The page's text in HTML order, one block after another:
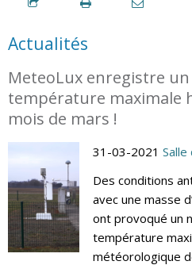
Actualités
MeteoLux enregistre
température maximale
mois de mars !
31-03-2021
Des conditions
avec une masse
ont provoqué un
température
météorologique